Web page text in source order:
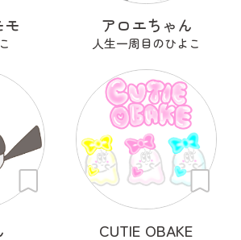
アロエちゃん
人生一周目のひよこ
CUTIE OBAKE